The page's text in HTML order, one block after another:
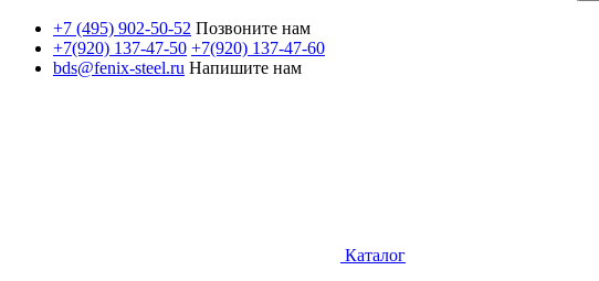
+7 (495) 902-50-52 Позвоните нам
+7(920) 137-47-50 +7(920) 137-47-60
bds@fenix-steel.ru Напишите нам
Каталог